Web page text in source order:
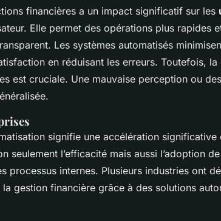
financières a un impact significatif sur les
Elle permet des opérations plus rapides
Les systèmes automatisés
en réduisant les erreurs. Toutefois,
est cruciale. Une mauvaise perception ou
signifie une accélération
seulement l’efficacité mais aussi l’adoption
processus internes. Plusieurs industries ont
gestion financière grâce à des solutions